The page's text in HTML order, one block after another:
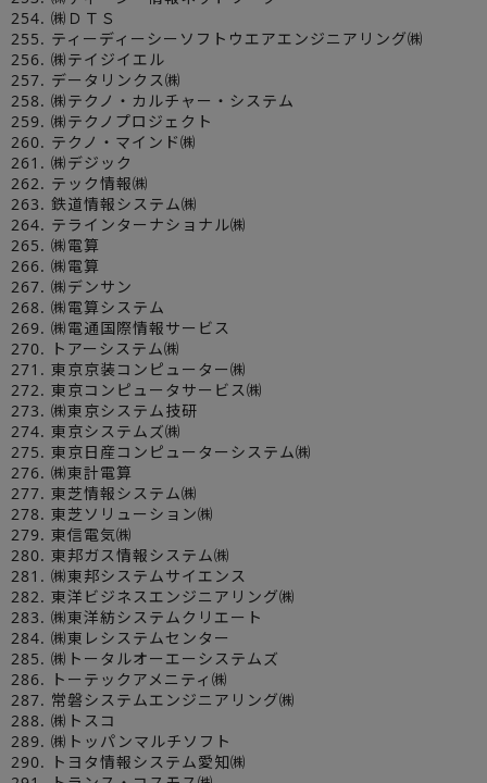
254. ㈱ＤＴＳ
255. ティーディーシーソフトウエアエンジニアリング㈱
256. ㈱テイジイエル
257. データリンクス㈱
258. ㈱テクノ・カルチャー・システム
259. ㈱テクノプロジェクト
260. テクノ・マインド㈱
261. ㈱デジック
262. テック情報㈱
263. 鉄道情報システム㈱
264. テラインターナショナル㈱
265. ㈱電算
266. ㈱電算
267. ㈱デンサン
268. ㈱電算システム
269. ㈱電通国際情報サービス
270. トアーシステム㈱
271. 東京京装コンピューター㈱
272. 東京コンピュータサービス㈱
273. ㈱東京システム技研
274. 東京システムズ㈱
275. 東京日産コンピューターシステム㈱
276. ㈱東計電算
277. 東芝情報システム㈱
278. 東芝ソリューション㈱
279. 東信電気㈱
280. 東邦ガス情報システム㈱
281. ㈱東邦システムサイエンス
282. 東洋ビジネスエンジニアリング㈱
283. ㈱東洋紡システムクリエート
284. ㈱東レシステムセンター
285. ㈱トータルオーエーシステムズ
286. トーテックアメニティ㈱
287. 常磐システムエンジニアリング㈱
288. ㈱トスコ
289. ㈱トッパンマルチソフト
290. トヨタ情報システム愛知㈱